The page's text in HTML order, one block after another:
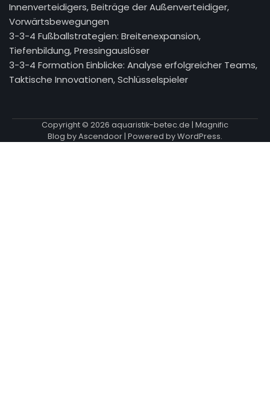
Innenverteidigers, Beiträge der Außenverteidiger,
Vorwärtsbewegungen
3-3-4 Fußballstrategien: Breitenexpansion,
Tiefenbildung, Pressingauslöser
3-3-4 Formation Einblicke: Analyse erfolgreicher Teams,
Taktische Innovationen, Schlüsselspieler
Copyright © 2026 aquaristik-betec.de | Magnific
Blog byAscendoor| Powered byWordPress.